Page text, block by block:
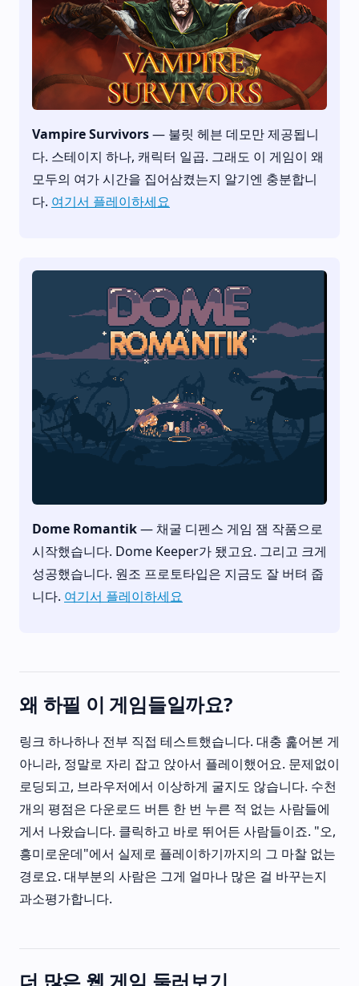
Vampire Survivors— 불릿 헤븐 데모만 제공됩니
다. 스테이지 하나, 캐릭터 일곱. 그래도 이 게임이 왜
모두의 여가 시간을 집어삼켰는지 알기엔 충분합니
다. 여기서 플레이하세요
Dome Romantik— 채굴 디펜스 게임 잼 작품으로
시작했습니다. Dome Keeper가 됐고요. 그리고 크게
성공했습니다. 원조 프로토타입은 지금도 잘 버텨 줍
니다. 여기서 플레이하세요
왜 하필 이 게임들일까요?
링크 하나하나 전부 직접 테스트했습니다. 대충 훑어본 게
아니라, 정말로 자리 잡고 앉아서 플레이했어요. 문제없이
로딩되고, 브라우저에서 이상하게 굴지도 않습니다. 수천
개의 평점은 다운로드 버튼 한 번 누른 적 없는 사람들에
게서 나왔습니다. 클릭하고 바로 뛰어든 사람들이죠. "오,
흥미로운데"에서 실제로 플레이하기까지의 그 마찰 없는
경로요. 대부분의 사람은 그게 얼마나 많은 걸 바꾸는지
과소평가합니다.